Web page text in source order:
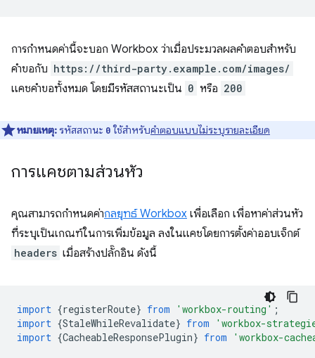
การกำหนดค่านี้จะบอก Workbox ว่าเมื่อประมวลผลคำตอบสำหรับ
คำขอกับ https://third-party.example.com/images/
แคชคำขอทั้งหมด โดยมีรหัสสถานะเป็น 0 หรือ 200
หมายเหตุ:รหัสสถานะ 0 ใช้สำหรับคำตอบแบบไม่ระบุรายละเอียด
การแคชตามส่วนหัว
คุณสามารถกำหนดค่ากลยุทธ์ Workbox เพื่อเลือก เพื่อหาค่าส่วนหัว
ที่ระบุเป็นเกณฑ์ในการเพิ่มข้อมูล ลงในแคชโดยการตั้งค่าออบเจ็กต์
headers เมื่อสร้างปลั๊กอิน ดังนี้
import {registerRoute} from 'workbox-routing' ;
import {StaleWhileRevalidate} from
'workbox-
import {CacheableResponsePlugin} from 'workbox-